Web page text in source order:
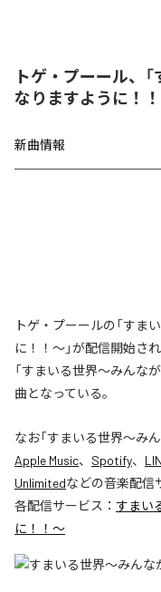
トゲ・プーール、
なりますように！
新曲情報
トゲ・プーールの「すま
に！！〜」が配信開始さ
「すまいる世界〜みんな
曲となっている。
なお「すまいる世界〜み
Apple Music、 Spotify、
Unlimitedなどの音楽配信
各配信サービス： すまい
に！！〜